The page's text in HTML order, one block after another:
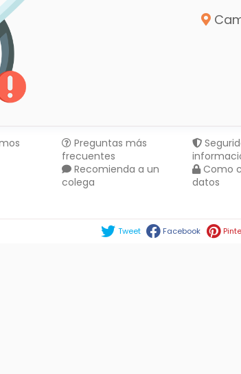
Preguntas más
frecuentes
Recomienda a un
colega
Como
datos
Tweet Facebook